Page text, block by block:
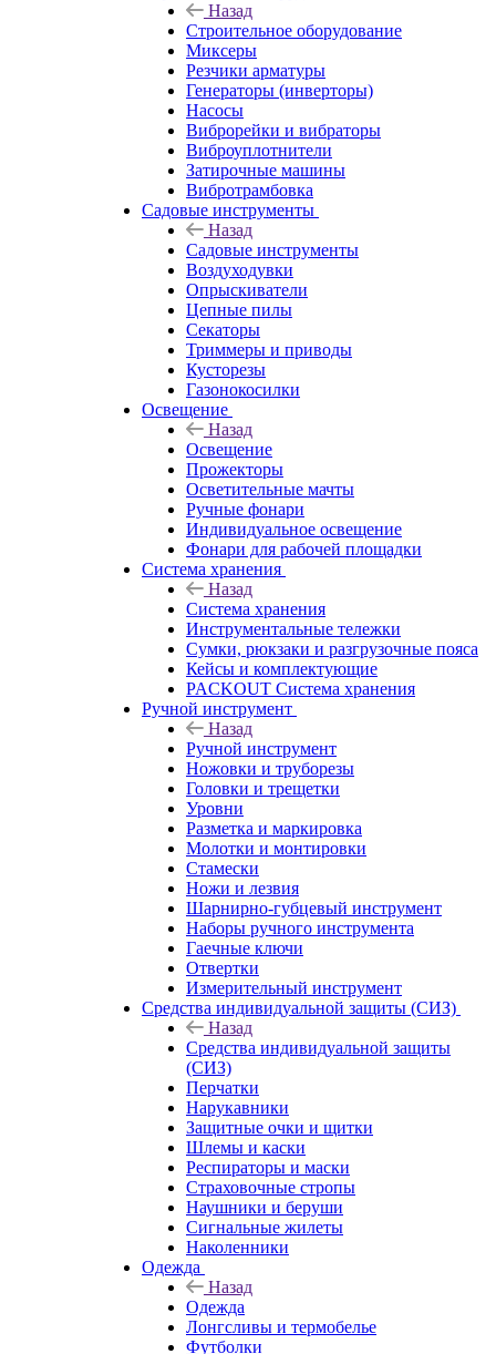
Назад
Строительное оборудование
Миксеры
Резчики арматуры
Генераторы (инверторы)
Насосы
Виброрейки и вибраторы
Виброуплотнители
Затирочные машины
Вибротрамбовка
Садовые инструменты
Назад
Садовые инструменты
Воздуходувки
Опрыскиватели
Цепные пилы
Секаторы
Триммеры и приводы
Кусторезы
Газонокосилки
Освещение
Назад
Освещение
Прожекторы
Осветительные мачты
Ручные фонари
Индивидуальное освещение
Фонари для рабочей площадки
Система хранения
Назад
Система хранения
Инструментальные тележки
Сумки, рюкзаки и разгрузочные пояса
Кейсы и комплектующие
PACKOUT Система хранения
Ручной инструмент
Назад
Ручной инструмент
Ножовки и труборезы
Головки и трещетки
Уровни
Разметка и маркировка
Молотки и монтировки
Стамески
Ножи и лезвия
Шарнирно-губцевый инструмент
Наборы ручного инструмента
Гаечные ключи
Отвертки
Измерительный инструмент
Средства индивидуальной защиты (СИЗ)
Назад
Средства индивидуальной защиты
(СИЗ)
Перчатки
Нарукавники
Защитные очки и щитки
Шлемы и каски
Респираторы и маски
Страховочные стропы
Наушники и беруши
Сигнальные жилеты
Наколенники
Одежда
Назад
Одежда
Лонгсливы и термобелье
Футболки